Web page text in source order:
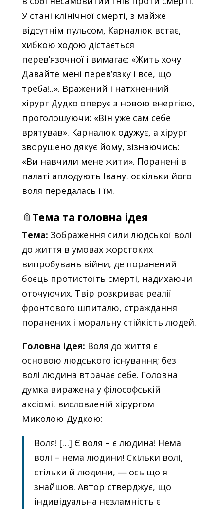
У стані клінічної смерті, з майже
відсутнім пульсом, Карналюк встає,
хибкою ходою дістається
перев’язочної і вимагає: «Жить хочу!
Давайте мені перев’язку і все, що
треба!..». Вражений і натхненний
хірург Дудко оперує з новою енергією,
проголошуючи: «Він уже сам себе
врятував». Карналюк одужує, а хірург
зворушено дякує йому, зізнаючись:
«Ви навчили мене жити». Поранені в
палаті аплодують Івану, оскільки його
воля передалась і їм.
📎 Тема та головна ідея
Тема: Зображення сили людської волі
до життя в умовах жорстоких
випробувань війни, де поранений
боєць протистоїть смерті, надихаючи
оточуючих. Твір розкриває реалії
фронтового шпиталю, страждання
поранених і моральну стійкість людей.
Головна ідея: Воля до життя є
основою людського існування; без
волі людина втрачає себе. Головна
думка виражена у філософській
аксіомі, висловленій хірургом
Миколою Дудкою:
Воля! […] Є воля – є людина! Нема
волі – нема людини! Скільки волі,
стільки й людини, — ось що я
знайшов. Автор стверджує, що
індивідуальна незламність є